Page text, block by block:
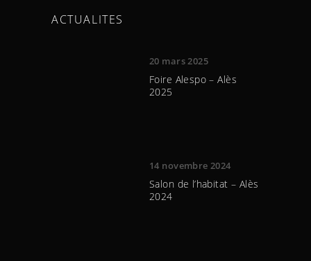
ACTUALITES
20 mars 2025
Foire Alespo – Alès
2025
14 novembre 2024
Salon de l’habitat – Alès
2024